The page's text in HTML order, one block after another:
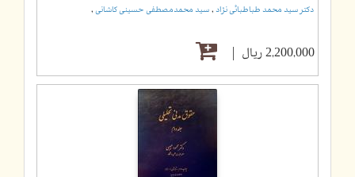
دکتر سید محمد طباطبائی نژاد , سید محمدمصطفی حسینی کاشانی ,
2,200,000 ریال